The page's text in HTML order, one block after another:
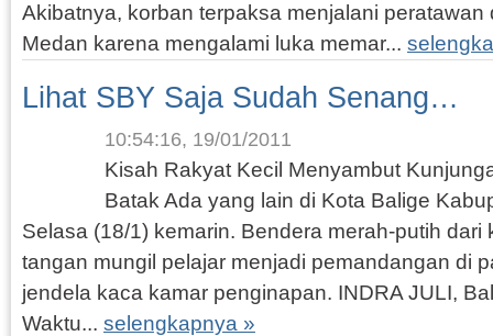
Akibatnya, korban terpaksa menjalani peratawan
Medan karena mengalami luka memar...
Lihat SBY Saja Sudah Senang…
10:54:16, 19/01/2011
Kisah Rakyat Kecil Menyambut
Batak Ada yang lain di Kota Balige
Selasa (18/1) kemarin. Bendera merah-putih dari
tangan mungil pelajar menjadi pemandangan di
jendela kaca kamar penginapan. INDRA JULI,
Waktu... selengkapnya »